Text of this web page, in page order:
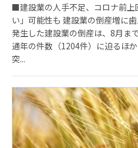
■建設業の人手不足、コロナ前上
い」可能性も 建設業の倒産増に
発生した建設業の倒産は、8月ま
通年の件数（1204件）に迫るほ
突...